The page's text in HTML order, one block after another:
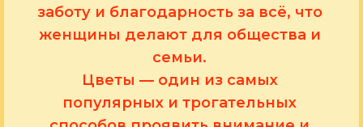
заботу и благодарность за всё, что
женщины делают для общества и
семьи.
Цветы — один из самых
популярных и трогательных